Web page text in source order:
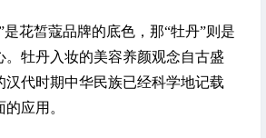
花皙蔻品牌的底色，那“牡丹”则是
。牡丹入妆的美容养颜观念自古盛
汉代时期中华民族已经科学地记载
应用。